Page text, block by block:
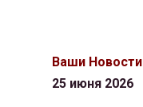
Ваши Новости
25 июня 2026